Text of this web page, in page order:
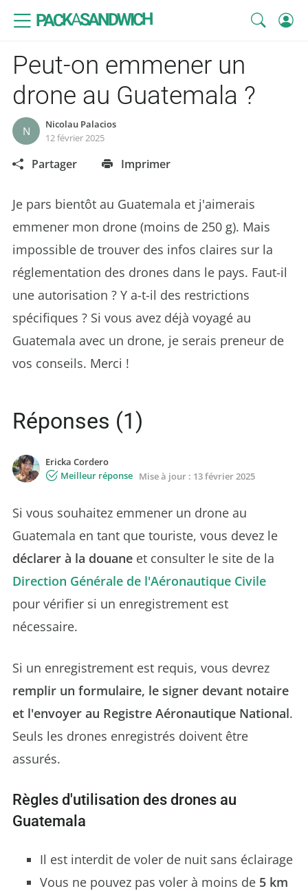
PACKASANDWICH
Peut-on emmener un
drone au Guatemala ?
N
Nicolau Palacios
12 février 2025
Partager Imprimer
Je pars bientôt au Guatemala et j'aimerais
emmener mon drone (moins de 250 g). Mais
impossible de trouver des infos claires sur la
réglementation des drones dans le pays. Faut-il
une autorisation ? Y a-t-il des restrictions
spécifiques ? Si vous avez déjà voyagé au
Guatemala avec un drone, je serais preneur de
vos conseils. Merci !
Réponses (1)
Ericka Cordero
Meilleur réponse Mise à jour : 13 février 2025
Si vous souhaitez emmener un drone au
Guatemala en tant que touriste, vous devez le
déclarer à la douane et consulter le site de la
Direction Générale de l'Aéronautique Civile
pour vérifier si un enregistrement est
nécessaire.
Si un enregistrement est requis, vous devrez
remplir un formulaire, le signer devant notaire
et l'envoyer au Registre Aéronautique National.
Seuls les drones enregistrés doivent être
assurés.
Règles d'utilisation des drones au
Guatemala
Il est interdit de voler de nuit sans éclairage
Vous ne pouvez pas voler à moins de 5 km